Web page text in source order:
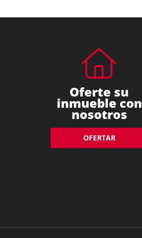
Oferte su
inmueble con
nosotros
OFERTAR